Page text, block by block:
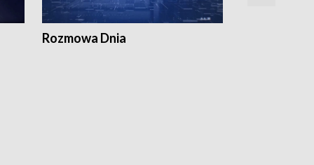
Rozmowa Dnia